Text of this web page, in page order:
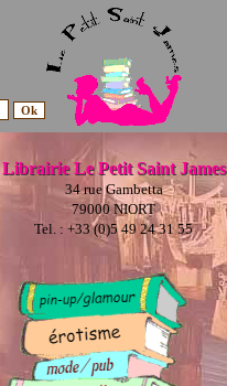
Librairie Le Petit Saint James
34 rue Gambetta
79000 NIORT
Tel. : +33 (0)5 49 24 31 55